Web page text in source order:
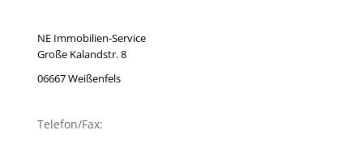
NE Immobilien-Service
Große Kalandstr. 8
06667 Weißenfels
Telefon/Fax: